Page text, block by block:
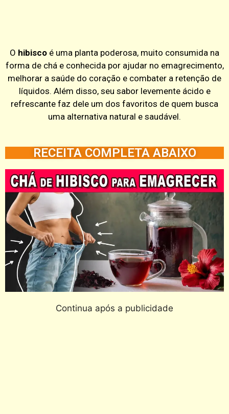
O hibisco é uma planta poderosa, muito consumida na
forma de chá e conhecida por ajudar no emagrecimento,
melhorar a saúde do coração e combater a retenção de
líquidos. Além disso, seu sabor levemente ácido e
refrescante faz dele um dos favoritos de quem busca
uma alternativa natural e saudável.
RECEITA COMPLETA ABAIXO
Continua após a publicidade